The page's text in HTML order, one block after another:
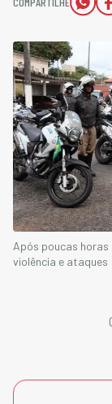
Após poucas
violência e ataques